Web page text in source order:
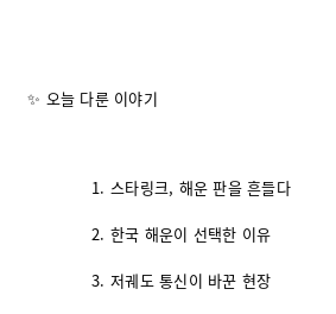
✨ 오늘 다룬 이야기
스타링크, 해운 판을 흔들다
한국 해운이 선택한 이유
저궤도 통신이 바꾼 현장